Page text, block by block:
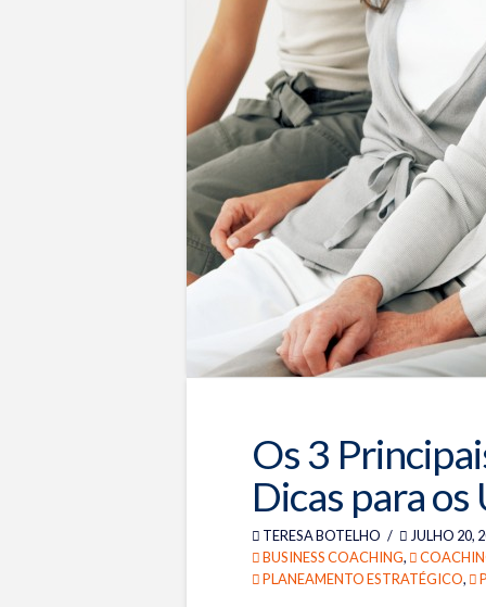
Os 3
Dicas para
TERESA BOTELHO
JULHO 20,
BUSINESS COACHING,
PLANEAMENTO ESTRATÉGICO,